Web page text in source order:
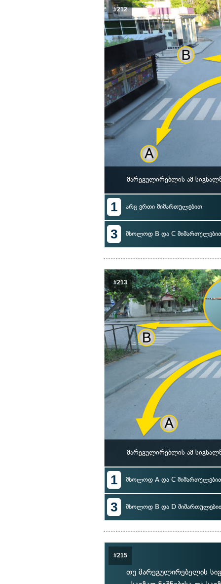
#212
მარეგულირებლის ამ
1 არც ერთი მიმართულებით
3 მხოლოდ B და C
#213
მარეგულირებლის ამ
1 მხოლოდ A და C
3 მხოლოდ B და D
#215
თუ მარეგულირებელის